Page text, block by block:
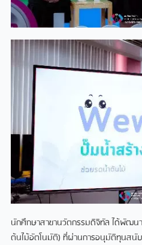
นักศึกษาสาขานวัตกรรมดิจิทัล ได้พัฒน
ต้นไม้อัตโนมัติ) ที่ผ่านการอนุมัติทุนสนั